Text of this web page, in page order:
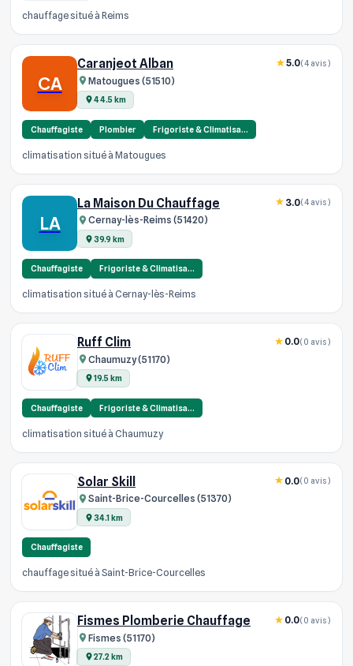
chauffage situé à Reims
CA
Caranjeot Alban
Matougues (51510)
44.5 km
5.0(4 avis)
Chauffagiste Plombier Frigoriste & Climatisa…
climatisation situé à Matougues
LA
La Maison Du Chauffage
Cernay-lès-Reims (51420)
39.9 km
3.0(4 avis)
Chauffagiste Frigoriste & Climatisa…
climatisation situé à Cernay-lès-Reims
Ruff Clim
Chaumuzy (51170)
19.5 km
0.0(0 avis)
Chauffagiste Frigoriste & Climatisa…
climatisation situé à Chaumuzy
Solar Skill
Saint-Brice-Courcelles (51370)
34.1 km
0.0(0 avis)
Chauffagiste
chauffage situé à Saint-Brice-Courcelles
Fismes Plomberie Chauffage
Fismes (51170)
27.2 km
0.0(0 avis)